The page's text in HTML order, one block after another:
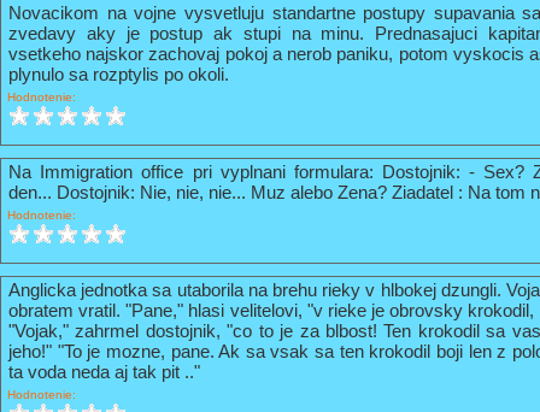
Novacikom na vojne vysvetluju standartne postupy supavania
zvedavy aky je postup ak stupi na minu. Prednasajuci
vsetkeho najskor zachovaj pokoj a nerob paniku, potom vyskocis
plynulo sa rozptylis po okoli.
Hodnotenie:
Na Immigration office pri vyplnani formulara: Dostojnik: - Sex?
den... Dostojnik: Nie, nie, nie... Muz alebo Zena? Ziadatel : Na tom
Hodnotenie:
Anglicka jednotka sa utaborila na brehu rieky v hlbokej dzungli.
obratem vratil. "Pane," hlasi velitelovi, "v rieke je obrovsky
"Vojak," zahrmel dostojnik, "co to je za blbost! Ten krokodil sa
jeho!" "To je mozne, pane. Ak sa vsak sa ten krokodil boji len z
ta voda neda aj tak pit .."
Hodnotenie: